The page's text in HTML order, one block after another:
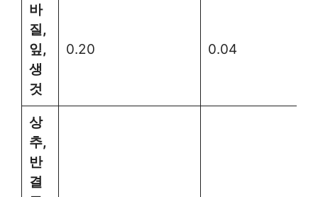
바
질,
잎,
생
것
0.20 0.04
상
추,
반
결